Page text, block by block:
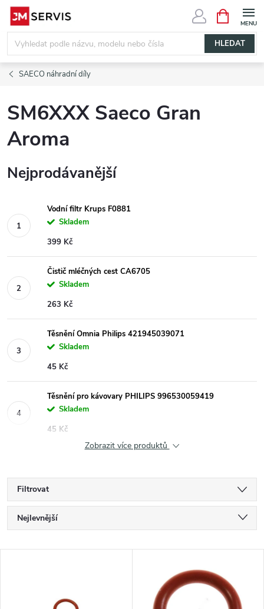
Přejít
obsah
HLEDAT
NÁKUPNÍ
KOŠÍK
SAECO náhradní díly
SM6XXX Saeco Gran
Aroma
Nejprodávanější
Vodní filtr Krups F0881
Skladem
399 Kč
Čistič mléčných cest CA6705
Skladem
263 Kč
Těsnění Omnia Philips 421945039071
Skladem
45 Kč
Těsnění pro kávovary PHILIPS 996530059419
Skladem
45 Kč
Zobrazit více produktů
Filtrovat
Ř
a
Nejlevnější